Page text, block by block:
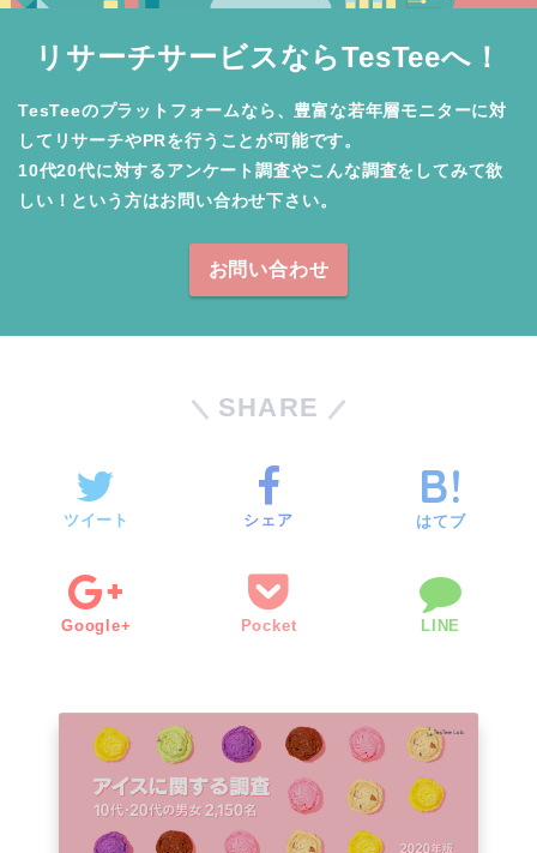
リサーチサービスならTesTeeへ！
TesTeeのプラットフォームなら、豊富な若年層モニターに対
してリサーチやPRを行うことが可能です。
10代20代に対するアンケート調査やこんな調査をしてみて欲
しい！という方はお問い合わせ下さい。
お問い合わせ
SHARE
ツイート シェア はてブ
Google+ Pocket LINE